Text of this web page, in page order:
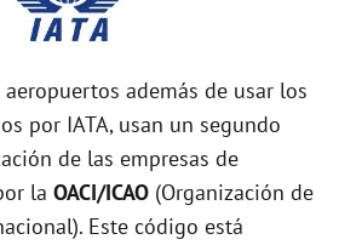
además de usar los
por IATA, usan un segundo
de las empresas de
la OACI/ICAO (Organización de
Este código está